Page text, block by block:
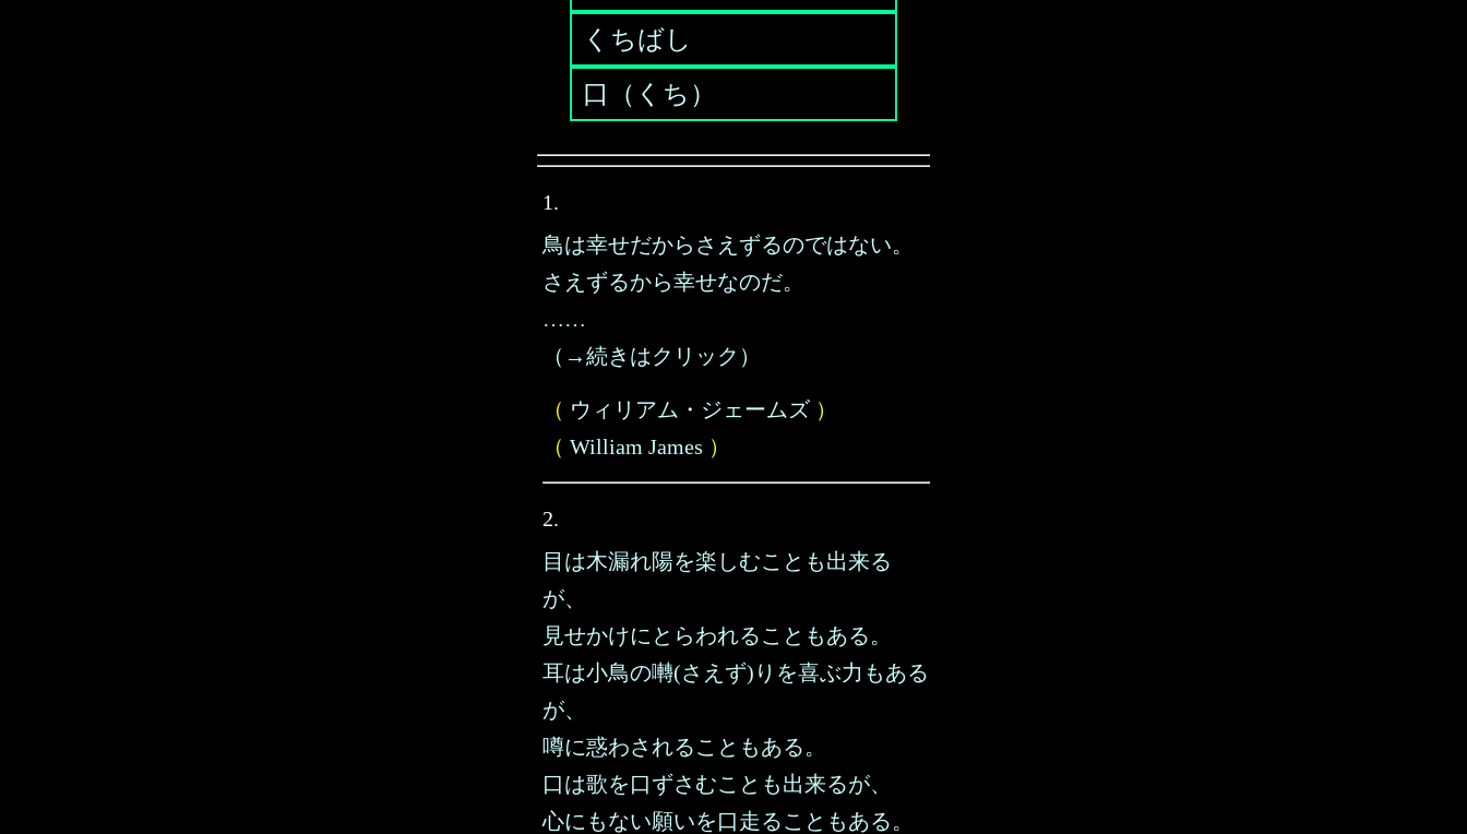
くちばし
口（くち）
1.
鳥は幸せだからさえずるのではない。
さえずるから幸せなのだ。
……
（→続きはクリック）
（ ウィリアム・ジェームズ ）
（ William James ）
2.
目は木漏れ陽を楽しむことも出来る
が、
見せかけにとらわれることもある。
耳は小鳥の囀(さえず)りを喜ぶ力もある
が、
噂に惑わされることもある。
口は歌を口ずさむことも出来るが、
心にもない願いを口走ることもある。